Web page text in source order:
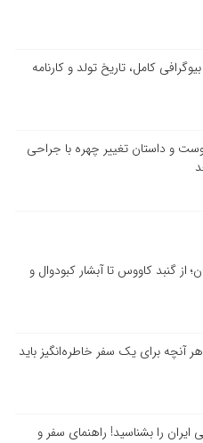
کامل، تاریخ تولد و کارنامه
و داستان تغییر چهره با جراحی
از گنبد کاووس تا آبشار کبودوال و
هر آنچه برای یک سفر خاطره‌انگیز باید
را بشناسید! راهنمای سفر و